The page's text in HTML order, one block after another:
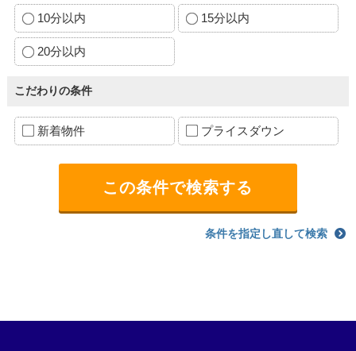
10分以内 15分以内
20分以内
こだわりの条件
新着物件 プライスダウン
条件を指定し直して検索